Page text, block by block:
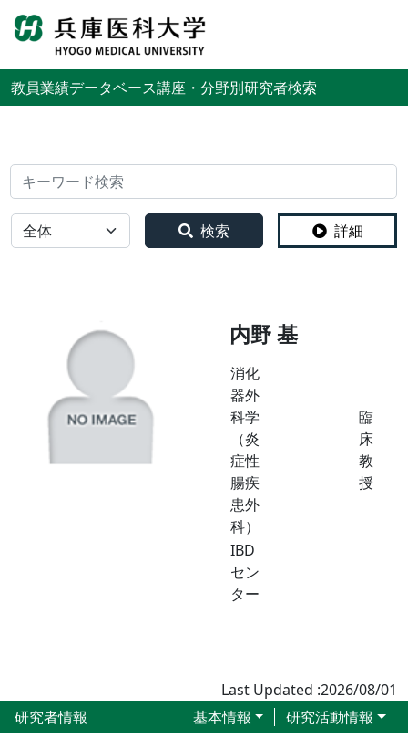
教員業績データベース講座・分野別研究者検索
検索
全体 検索 詳細
内野 基
消化
器外
科学
（炎
症性
腸疾
患外
科）
臨
床
教
授
IBD
セン
ター
Last Updated :2026/08/01
研究者情報
基本情報 研究活動情報